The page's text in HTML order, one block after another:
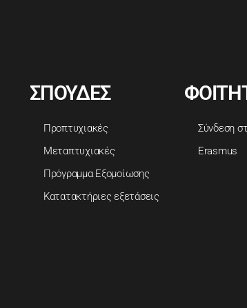
ΣΠΟΥΔΕΣ
Προπτυχιακές
Μεταπτυχιακές
Πρόγραμμα Εξομοίωσης
Κατατακτήριες εξετάσεις
Σύνδεση
Erasmus